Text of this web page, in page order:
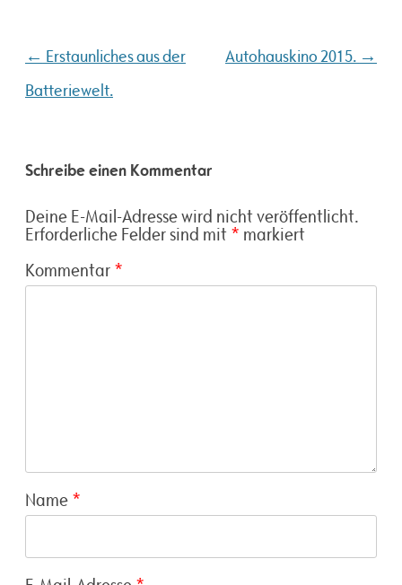
Beitragsnavigation
← Erstaunliches aus der
Batteriewelt.
Autohauskino 2015. →
Schreibe einen Kommentar
Deine E-Mail-Adresse wird nicht veröffentlicht.
Erforderliche Felder sind mit * markiert
Kommentar *
Name *